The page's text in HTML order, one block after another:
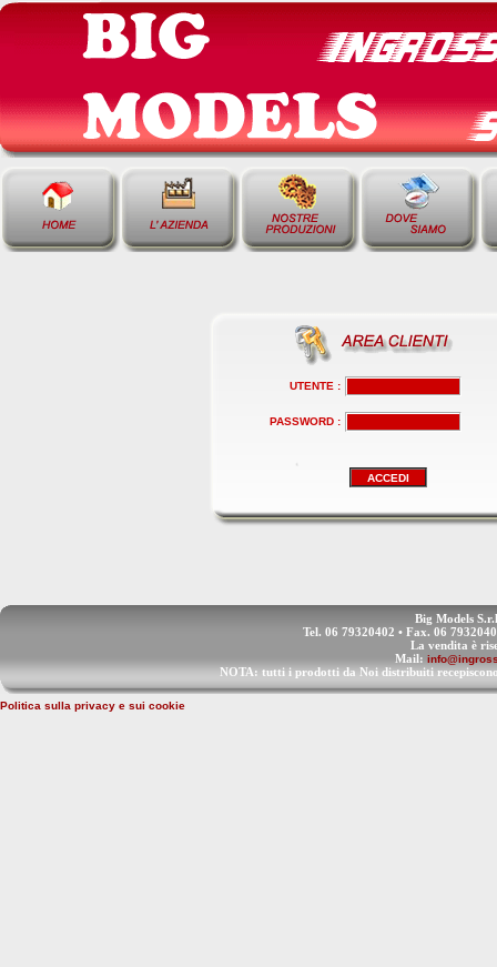
UTENTE :
PASSWORD :
Big Models
Tel. 06 79320402 • Fax. 06
La vendita è
Mail:
NOTA: tutti i prodotti da Noi distribuiti
Politica sulla privacy e sui cookie